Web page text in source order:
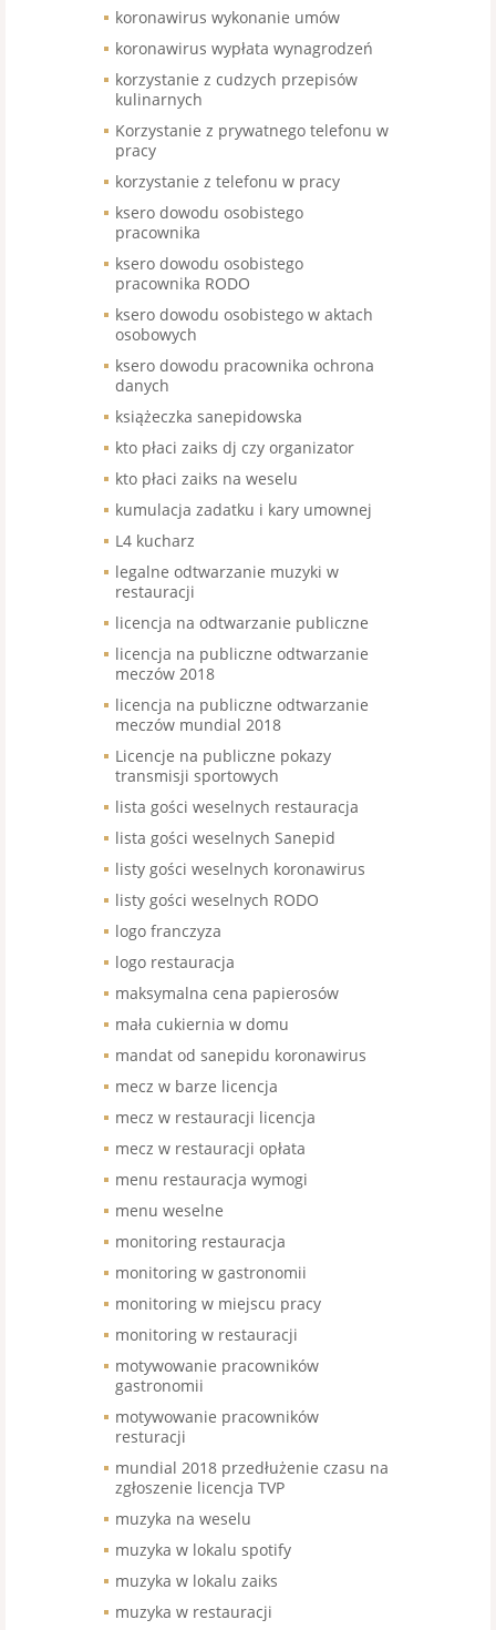
koronawirus wykonanie umów
koronawirus wypłata wynagrodzeń
korzystanie z cudzych przepisów
kulinarnych
Korzystanie z prywatnego telefonu w
pracy
korzystanie z telefonu w pracy
ksero dowodu osobistego
pracownika
ksero dowodu osobistego
pracownika RODO
ksero dowodu osobistego w aktach
osobowych
ksero dowodu pracownika ochrona
danych
książeczka sanepidowska
kto płaci zaiks dj czy organizator
kto płaci zaiks na weselu
kumulacja zadatku i kary umownej
L4 kucharz
legalne odtwarzanie muzyki w
restauracji
licencja na odtwarzanie publiczne
licencja na publiczne odtwarzanie
meczów 2018
licencja na publiczne odtwarzanie
meczów mundial 2018
Licencje na publiczne pokazy
transmisji sportowych
lista gości weselnych restauracja
lista gości weselnych Sanepid
listy gości weselnych koronawirus
listy gości weselnych RODO
logo franczyza
logo restauracja
maksymalna cena papierosów
mała cukiernia w domu
mandat od sanepidu koronawirus
mecz w barze licencja
mecz w restauracji licencja
mecz w restauracji opłata
menu restauracja wymogi
menu weselne
monitoring restauracja
monitoring w gastronomii
monitoring w miejscu pracy
monitoring w restauracji
motywowanie pracowników
gastronomii
motywowanie pracowników
resturacji
mundial 2018 przedłużenie czasu na
zgłoszenie licencja TVP
muzyka na weselu
muzyka w lokalu spotify
muzyka w lokalu zaiks
muzyka w restauracji